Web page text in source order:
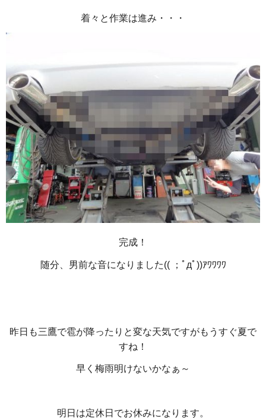
着々と作業は進み・・・
完成！
随分、男前な音になりました(( ；ﾟдﾟ))ｱﾜﾜﾜﾜ
昨日も三鷹で雹が降ったりと変な天気ですがもうすぐ夏で
すね！
早く梅雨明けないかなぁ～
明日は定休日でお休みになります。